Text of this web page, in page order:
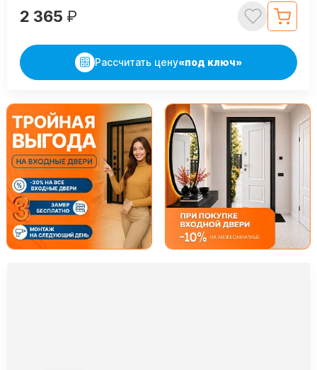
2 365 ₽
Рассчитать цену«под ключ»